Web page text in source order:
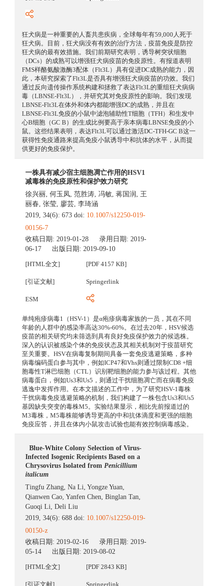
狂犬病是一种重要的人畜共患疾病，全球每年有59,000人死于
狂犬病。目前，狂犬病没有有效的治疗方法，疫苗免疫是防控
狂犬病的最有效措施。我们前期研究表明，诱导树突状细胞
（DCs）的成熟可以增强狂犬病疫苗的免疫原性。有报道表明
FMS样酪氨酸激酶3配体（Flt3L）具有促进DC成熟的能力，因
此，本研究探索了Flt3L是否具有增强狂犬病疫苗的功效。我们
通过反向遗传操作系统构建和拯救了表达Flt3L的重组狂犬病病
毒（LBNSE-Flt3L），并研究其对免疫原性的影响。我们发现
LBNSE-Flt3L在体外和体内都能增强DC的成熟，并且在
LBNSE-Flt3L免疫的小鼠中滤泡辅助性T细胞（TFH）和生发中
心B细胞（GC B）的生成比例要高于亲本病毒LBNSE免疫的小
鼠。这些结果表明，表达Flt3L可以通过激活DC-TFH-GC B这一
获得性免疫通路来提高免疫小鼠诱导中和抗体的水平，从而提
供更好的免疫保护。
一株具有减少宿主细胞凋亡作用的HSV1
减毒株的免疫原性和保护效力研究
徐兴丽,何玉凤,范胜涛, 冯敏,蒋国润 ,王
丽春,张莹, 廖芸,李琦涵
2019, 34(6): 673 doi: 10.1007/s12250-019-
00156-7
收稿日期:2019-01-28 录用日期:2019-
06-17
出版日期:2019-09-10
[HTML全文] [PDF 4157 KB]
[引证文献] Springerlink
ESM
单纯疱疹病毒1（HSV-1）是α疱疹病毒家族的一员，其在不同
年龄的人群中的感染率高达30%-60%。在过去20年，HSV候选
疫苗的相关研究均未筛选到具有良好免疫保护效力的候选株。
深入的认识被感染个体的免疫状态及其相关机制对于疫苗研究
至关重要。HSV在病毒复制期间具备一套免疫逃避策略，多种
病毒编码蛋白参与其中，例如ICP47和Vhs则通过限制CD8 +细
胞毒性T淋巴细胞（CTL）识别靶细胞的能力参与该过程。其他
病毒蛋白，例如Us3和Us5，则通过干扰细胞凋亡而在病毒免疫
逃逸中发挥作用。在本文描述的工作中，为了研究HSV-1毒株
干扰病毒免疫逃避策略的机制，我们构建了一株包含Us3和Us5
基因缺失突变的毒株M5。实验结果显示，相比先前报道过的
M3毒株，M5毒株能够诱导更高的中和抗体滴度和更强的细胞
免疫应答，并且在体内小鼠攻击试验也能有效控制病毒感染。
Blue-White Colony Selection of Virus-
Infected Isogenic Recipients Based on a
Chrysovirus Isolated fromPenicillium
italicum
Tingfu Zhang,Na Li,Yongze Yuan,
Qianwen Cao,Yanfen Chen,Binglan Tan,
Guoqi Li,Deli Liu
2019, 34(6): 688 doi: 10.1007/s12250-019-
00150-z
收稿日期:2019-02-16 录用日期:2019-
05-14
出版日期:2019-08-02
[HTML全文] [PDF 2843 KB]
[引证文献] Springerlink